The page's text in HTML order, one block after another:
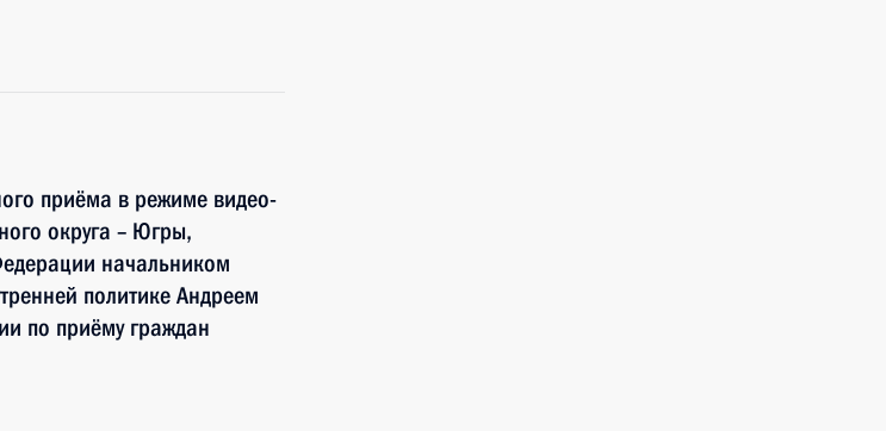
приёма в режиме видео-
округа – Югры,
начальником
политике Андреем
по приёму граждан